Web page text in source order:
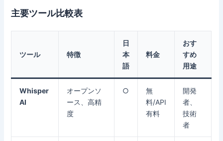
主要ツール比較表
ツール 特徴
日
本
語
料金
おす
すめ
用途
Whisper
AI
オープンソ
ース、高精
度
○
無
料/API
有料
開発
者、
技術
者